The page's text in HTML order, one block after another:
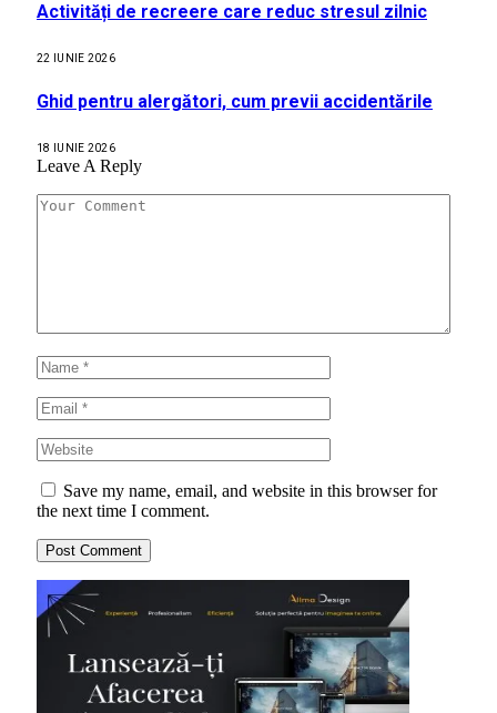
Activități de recreere care reduc stresul zilnic
22 IUNIE 2026
Ghid pentru alergători, cum previi accidentările
18 IUNIE 2026
Leave A Reply
Save my name, email, and website in this browser for
the next time I comment.